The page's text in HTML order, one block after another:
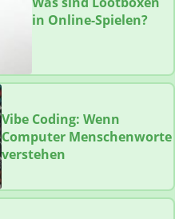
in Online-Spielen?
Vibe Coding: Wenn
Computer Menschenworte
verstehen